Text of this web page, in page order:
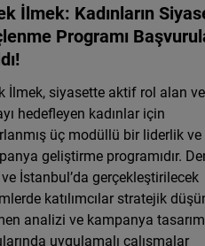
İlmek: Kadınların
Programı
İlmek, siyasette aktif rol alan
hedefleyen kadınlar için
üç modüllü bir liderlik ve
geliştirme programıdır.
İstanbul’da gerçekleştirilecek
katılımcılar stratejik
analizi ve kampanya
uygulamalı çalışmalar